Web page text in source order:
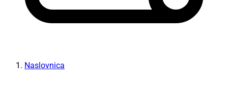
Naslovnica